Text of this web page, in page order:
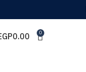
0
0.00